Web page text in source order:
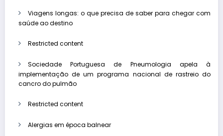
Viagens longas: o que precisa de saber para chegar com
saúde ao destino
Restricted content
Sociedade Portuguesa de Pneumologia apela à
implementação de um programa nacional de rastreio do
cancro do pulmão
Restricted content
Alergias em época balnear